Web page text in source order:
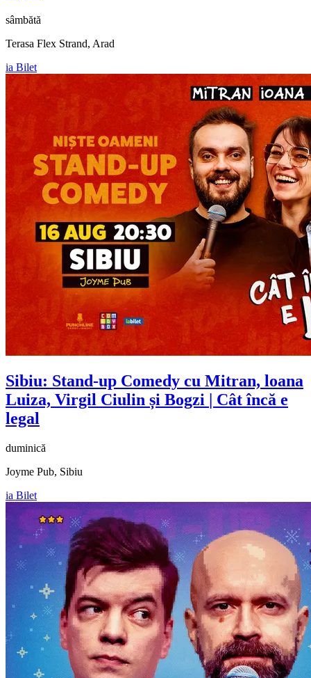
sâmbătă
Terasa Flex Strand, Arad
ia Bilet
Sibiu: Stand-up Comedy cu Mitran, loana
Luiza, Virgil Ciulin și Bogzi
| Cât încă e
legal
duminică
Joyme Pub, Sibiu
ia Bilet